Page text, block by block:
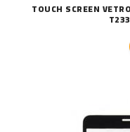
TOUCH SCREEN